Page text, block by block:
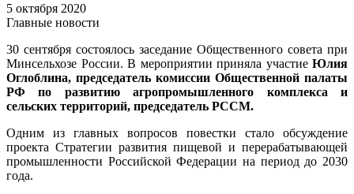
5 октября 2020
Главные новости
30 сентября состоялось заседание Общественного совета при
Минсельхозе России. В мероприятии приняла участие Юлия
Оглоблина, председатель комиссии Общественной палаты
РФ по развитию агропромышленного комплекса и
сельских территорий, председатель РССМ.
Одним из главных вопросов повестки стало обсуждение
проекта Стратегии развития пищевой и перерабатывающей
промышленности Российской Федерации на период до 2030
года.